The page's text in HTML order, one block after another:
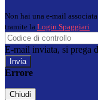
Non hai una e-mail
tramite la Login Spaggiari
E-mail inviata, si prega
Errore
Chiudi